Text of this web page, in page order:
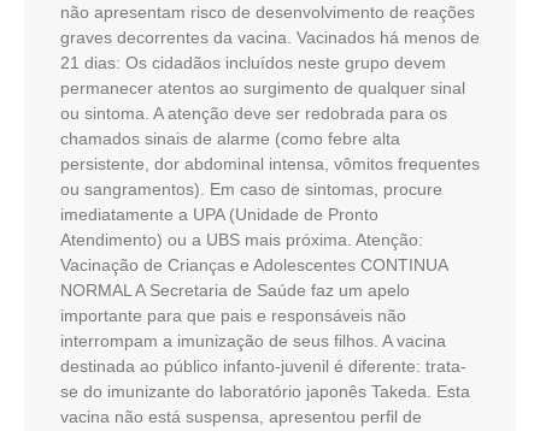
não apresentam risco de desenvolvimento de reações
graves decorrentes da vacina. Vacinados há menos de
21 dias: Os cidadãos incluídos neste grupo devem
permanecer atentos ao surgimento de qualquer sinal
ou sintoma. A atenção deve ser redobrada para os
chamados sinais de alarme (como febre alta
persistente, dor abdominal intensa, vômitos frequentes
ou sangramentos). Em caso de sintomas, procure
imediatamente a UPA (Unidade de Pronto
Atendimento) ou a UBS mais próxima. Atenção:
Vacinação de Crianças e Adolescentes CONTINUA
NORMAL A Secretaria de Saúde faz um apelo
importante para que pais e responsáveis não
interrompam a imunização de seus filhos. A vacina
destinada ao público infanto-juvenil é diferente: trata-
se do imunizante do laboratório japonês Takeda. Esta
vacina não está suspensa, apresentou perfil de